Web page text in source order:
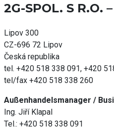
2G-SPOL. S R.O.
Lipov 300
CZ-696 72 Lipov
Česká republika
tel. +420 518 338 091, +420
tel/fax +420 518 338 260
Außenhandelsmanager /
Ing. Jiří Klapal
Tel.: +420 518 338 091